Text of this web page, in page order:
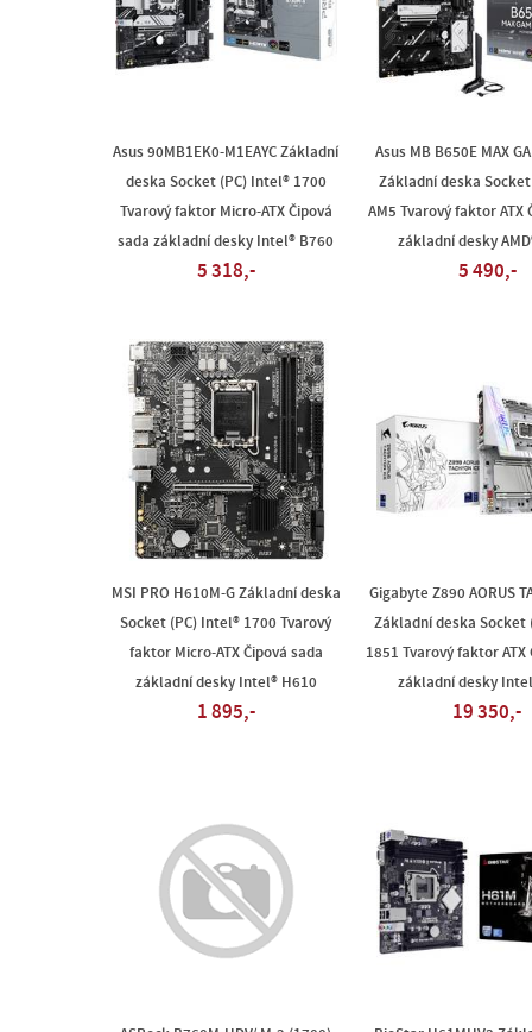
Asus 90MB1EK0-M1EAYC Základní
deska Socket (PC) Intel® 1700
Tvarový faktor Micro-ATX Čipová
sada základní desky Intel® B760
5 318,-
Asus MB B650E MAX
Základní deska Socket
AM5 Tvarový faktor ATX
základní desky
5 490,-
MSI PRO H610M-G Základní deska
Socket (PC) Intel® 1700 Tvarový
faktor Micro-ATX Čipová sada
základní desky Intel® H610
1 895,-
Gigabyte Z890 AORUS
Základní deska Socket
1851 Tvarový faktor ATX
základní desky
19 350,-